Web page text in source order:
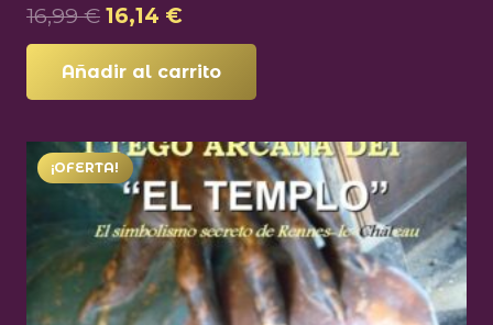
16,99€ El
precio
original
era:
16,14 €
precio
actual
es:
Añadir al carrito
¡OFERTA!